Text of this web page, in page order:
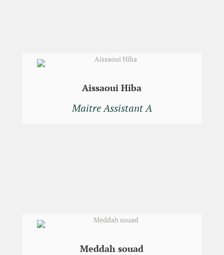
Aissaoui Hiba
Maitre Assistant A
Meddah souad